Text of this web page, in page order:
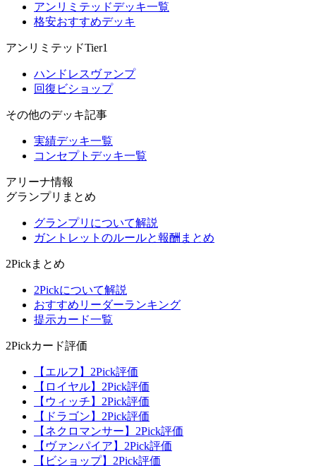
アンリミテッドデッキ一覧
格安おすすめデッキ
アンリミテッドTier1
ハンドレスヴァンプ
回復ビショップ
その他のデッキ記事
実績デッキ一覧
コンセプトデッキ一覧
アリーナ情報
グランプリまとめ
グランプリについて解説
ガントレットのルールと報酬まとめ
2Pickまとめ
2Pickについて解説
おすすめリーダーランキング
提示カード一覧
2Pickカード評価
【エルフ】2Pick評価
【ロイヤル】2Pick評価
【ウィッチ】2Pick評価
【ドラゴン】2Pick評価
【ネクロマンサー】2Pick評価
【ヴァンパイア】2Pick評価
【ビショップ】2Pick評価